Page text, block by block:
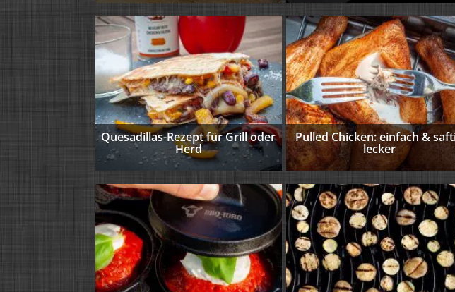
Quesadillas-Rezept für Grill oder
Herd
Pulled Chicken: einfach &
lecker